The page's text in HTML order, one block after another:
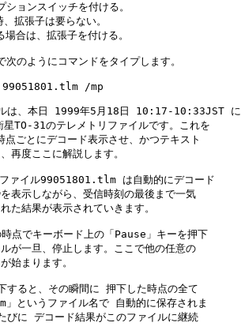
ンスイッチを付ける。
張子は要らない。
は、拡張子を付ける。
ようにコマンドをタイプします。
/mp
、本日 1999年5月18日 10:17-10:33JST に
TO-31のテレメトリファイルです。これを
ごとにデコード表示させ、かつテキスト
再度ここに解説します。
ァイル99051801.tlm は自動的にデコード
表示しながら、受信時刻の最後まで一気
た結果が表示されていきます。
点でキーボード上の「Pause」キーを押下
が一旦、停止します。ここで他の任意の
始まります。
すると、その瞬間に 押下した時点の全て
というファイル名で 自動的に保存されま
びに デコード結果がこのファイルに継続